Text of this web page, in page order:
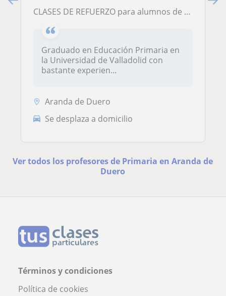
CLASES DE REFUERZO para alumnos de EDUCACIÓN PRIMARIA
Graduado en Educación Primaria en
la Universidad de Valladolid con
bastante experien...
Aranda de Duero
Se desplaza a domicilio
Ver todos los profesores de Primaria en Aranda de
Duero
Términos y condiciones
Política de cookies